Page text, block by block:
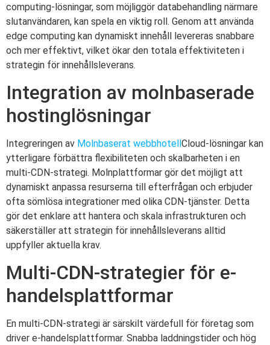
computing-lösningar, som möjliggör databehandling närmare
slutanvändaren, kan spela en viktig roll. Genom att använda
edge computing kan dynamiskt innehåll levereras snabbare
och mer effektivt, vilket ökar den totala effektiviteten i
strategin för innehållsleverans.
Integration av molnbaserade
hostinglösningar
Integreringen av Molnbaserat webbhotellCloud-lösningar kan
ytterligare förbättra flexibiliteten och skalbarheten i en
multi-CDN-strategi. Molnplattformar gör det möjligt att
dynamiskt anpassa resurserna till efterfrågan och erbjuder
ofta sömlösa integrationer med olika CDN-tjänster. Detta
gör det enklare att hantera och skala infrastrukturen och
säkerställer att strategin för innehållsleverans alltid
uppfyller aktuella krav.
Multi-CDN-strategier för e-
handelsplattformar
En multi-CDN-strategi är särskilt värdefull för företag som
driver e-handelsplattformar. Snabba laddningstider och hög